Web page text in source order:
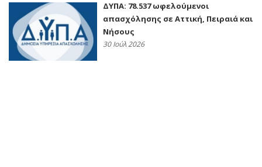
ΔΥΠΑ: 78.537 ωφελούμενοι
απασχόλησης σε Αττική, Πειραιά και
Νήσους
30 Ιούλ 2026